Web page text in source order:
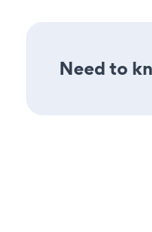
Need to